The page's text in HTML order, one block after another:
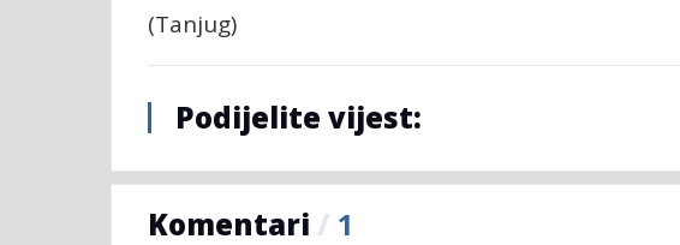
(Tanjug)
Podijelite vijest:
Komentari / 1